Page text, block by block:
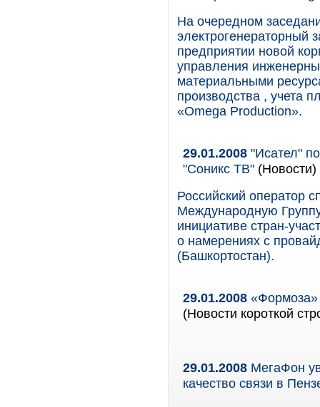
На очередном
электрогенераторный
предприятии новой
управления
материальными
производства , учета
«Omega Production».
29.01.2008 "Исател"
"Соникс ТВ" (Новости)
Российский оператор
Международную
инициативе стран-
о намерениях с
(Башкортостан).
29.01.2008 «Формоза»
(Новости короткой
29.01.2008 МегаФон
качество связи в